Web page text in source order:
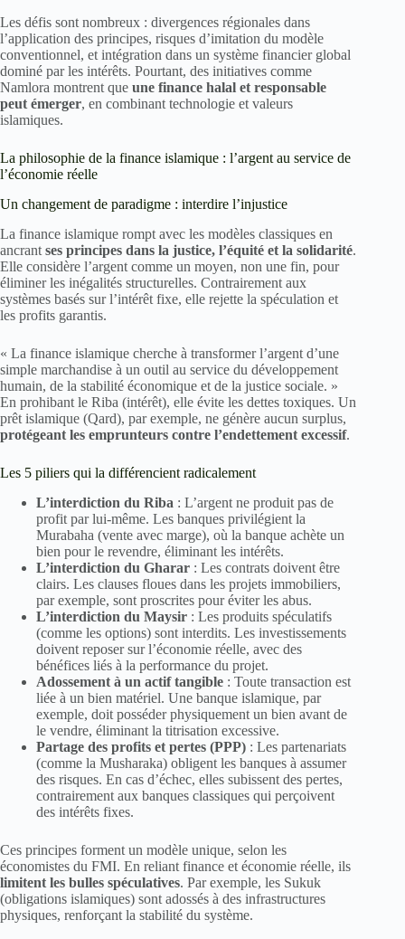
Les défis sont nombreux : divergences régionales dans
l’application des principes, risques d’imitation du modèle
conventionnel, et intégration dans un système financier global
dominé par les intérêts. Pourtant, des initiatives comme
Namlora montrent que une finance halal et responsable
peut émerger, en combinant technologie et valeurs
islamiques.
La philosophie de la finance islamique : l’argent au service de
l’économie réelle
Un changement de paradigme : interdire l’injustice
La finance islamique rompt avec les modèles classiques en
ancrant ses principes dans la justice, l’équité et la solidarité.
Elle considère l’argent comme un moyen, non une fin, pour
éliminer les inégalités structurelles. Contrairement aux
systèmes basés sur l’intérêt fixe, elle rejette la spéculation et
les profits garantis.
« La finance islamique cherche à transformer l’argent d’une
simple marchandise à un outil au service du développement
humain, de la stabilité économique et de la justice sociale. »
En prohibant le Riba (intérêt), elle évite les dettes toxiques. Un
prêt islamique (Qard), par exemple, ne génère aucun surplus,
protégeant les emprunteurs contre l’endettement excessif.
Les 5 piliers qui la différencient radicalement
L’interdiction du Riba : L’argent ne produit pas de
profit par lui-même. Les banques privilégient la
Murabaha (vente avec marge), où la banque achète un
bien pour le revendre, éliminant les intérêts.
L’interdiction du Gharar : Les contrats doivent être
clairs. Les clauses floues dans les projets immobiliers,
par exemple, sont proscrites pour éviter les abus.
L’interdiction du Maysir : Les produits spéculatifs
(comme les options) sont interdits. Les investissements
doivent reposer sur l’économie réelle, avec des
bénéfices liés à la performance du projet.
Adossement à un actif tangible : Toute transaction est
liée à un bien matériel. Une banque islamique, par
exemple, doit posséder physiquement un bien avant de
le vendre, éliminant la titrisation excessive.
Partage des profits et pertes (PPP) : Les partenariats
(comme la Musharaka) obligent les banques à assumer
des risques. En cas d’échec, elles subissent des pertes,
contrairement aux banques classiques qui perçoivent
des intérêts fixes.
Ces principes forment un modèle unique, selon les
économistes du FMI. En reliant finance et économie réelle, ils
limitent les bulles spéculatives. Par exemple, les Sukuk
(obligations islamiques) sont adossés à des infrastructures
physiques, renforçant la stabilité du système.